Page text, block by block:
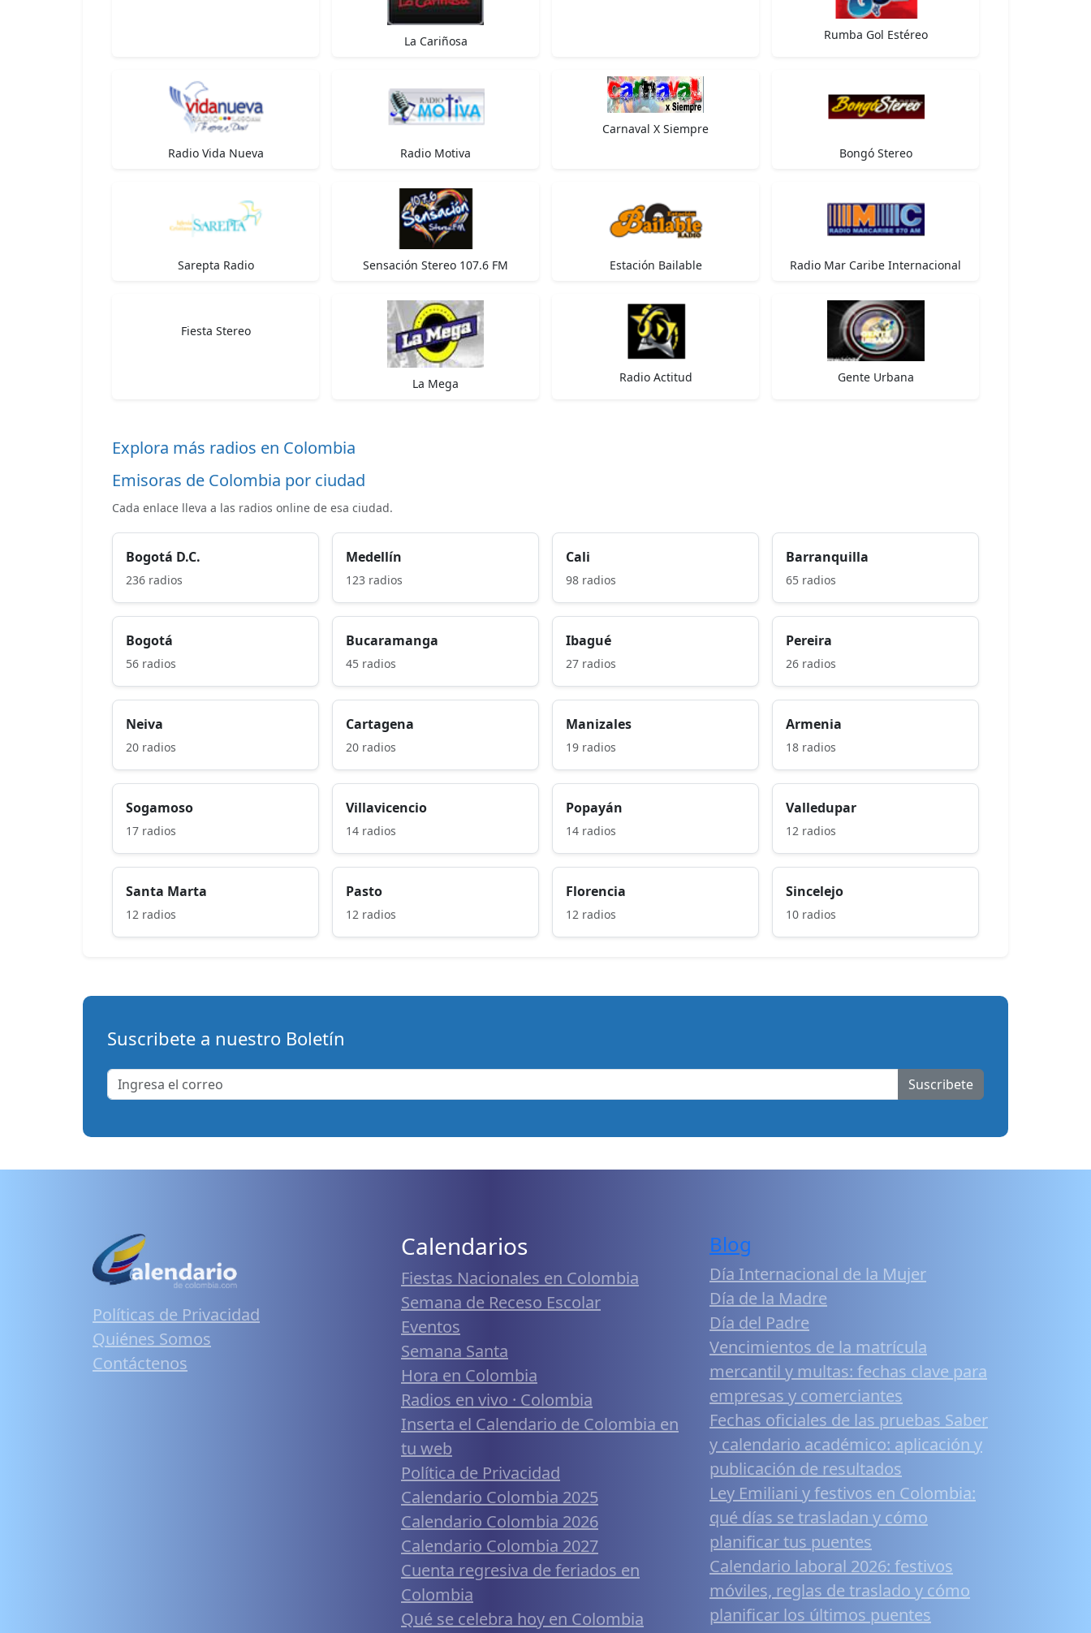
La Cariñosa Rumba Gol Estéreo
Radio Vida Nueva Radio Motiva
Carnaval X Siempre
Bongó Stereo
Sarepta Radio Sensación Stereo 107.6 FM Estación Bailable Radio Mar Caribe Internacional
Fiesta Stereo
La Mega Radio Actitud Gente Urbana
Explora más radios en Colombia
Emisoras de Colombia por ciudad
Cada enlace lleva a las radios online de esa ciudad.
Bogotá D.C.
236 radios
Medellín
123 radios
Cali
98 radios
Barranquilla
65 radios
Bogotá
56 radios
Bucaramanga
45 radios
Ibagué
27 radios
Pereira
26 radios
Neiva
20 radios
Cartagena
20 radios
Manizales
19 radios
Armenia
18 radios
Sogamoso
17 radios
Villavicencio
14 radios
Popayán
14 radios
Valledupar
12 radios
Santa Marta
12 radios
Pasto
12 radios
Florencia
12 radios
Sincelejo
10 radios
Suscribete a nuestro Boletín
Suscribete
Políticas de Privacidad
Quiénes Somos
Contáctenos
Calendarios
Fiestas Nacionales en Colombia
Semana de Receso Escolar
Eventos
Semana Santa
Hora en Colombia
Radios en vivo · Colombia
Inserta el Calendario de Colombia en
tu web
Política de Privacidad
Calendario Colombia 2025
Calendario Colombia 2026
Calendario Colombia 2027
Cuenta regresiva de feriados en
Colombia
Qué se celebra hoy en Colombia
Blog
Día Internacional de la Mujer
Día de la Madre
Día del Padre
Vencimientos de la matrícula
mercantil y multas: fechas clave para
empresas y comerciantes
Fechas oficiales de las pruebas Saber
y calendario académico: aplicación y
publicación de resultados
Ley Emiliani y festivos en Colombia:
qué días se trasladan y cómo
planificar tus puentes
Calendario laboral 2026: festivos
móviles, reglas de traslado y cómo
planificar los últimos puentes